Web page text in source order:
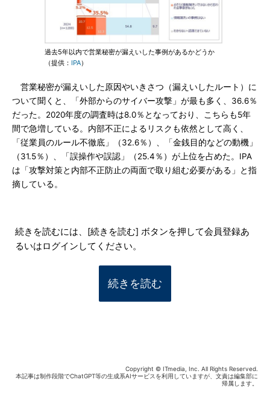
過去5年以内で営業秘密が漏えいした事例があるかどうか
（提供： IPA）
営業秘密が漏えいした原因やいきさつ（漏えいしたルート）に
ついて聞くと、「外部からのサイバー攻撃」が最も多く、36.6％
だった。2020年度の調査時は8.0％となっており、こちらも5年
間で急増している。内部不正によるリスクも依然として高く、
「従業員のルール不徹底」（32.6％）、「金銭目的などの動機」
（31.5％）、「誤操作や誤認」（25.4％）が上位を占めた。IPA
は「攻撃対策と内部不正防止の両面で取り組む必要がある」と指
摘している。
続きを読むには、[続きを読む] ボタンを押して会員登録あ
るいはログインしてください。
続きを読む
Copyright © ITmedia, Inc. All Rights Reserved.
本記事は制作段階でChatGPT等の生成系AIサービスを利用していますが、文責は編集部に
帰属します。